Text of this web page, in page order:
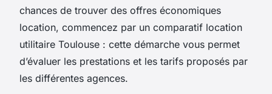
chances de trouver des offres économiques
location, commencez par un comparatif location
utilitaire Toulouse : cette démarche vous permet
d’évaluer les prestations et les tarifs proposés par
les différentes agences.